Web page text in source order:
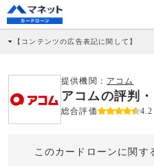
【コンテンツの広告表記に関して】
社に対して企業から紹介報酬が支払われ
商品を根拠なくPRするものではなく、当
どに基づき、公平性を担保した情報提供
>提携企業一覧
提供機関： アコム
アコムの評判
総合評価 4.2
このカードローンに関す